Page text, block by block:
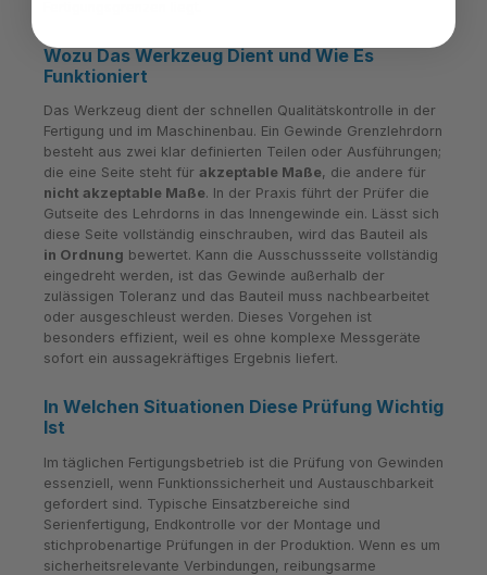
Wozu Das Werkzeug Dient und Wie Es
Funktioniert
Das Werkzeug dient der schnellen Qualitätskontrolle in der
Fertigung und im Maschinenbau. Ein Gewinde Grenzlehrdorn
besteht aus zwei klar definierten Teilen oder Ausführungen;
die eine Seite steht für akzeptable Maße, die andere für
nicht akzeptable Maße. In der Praxis führt der Prüfer die
Gutseite des Lehrdorns in das Innengewinde ein. Lässt sich
diese Seite vollständig einschrauben, wird das Bauteil als
in Ordnung bewertet. Kann die Ausschussseite vollständig
eingedreht werden, ist das Gewinde außerhalb der
zulässigen Toleranz und das Bauteil muss nachbearbeitet
oder ausgeschleust werden. Dieses Vorgehen ist
besonders effizient, weil es ohne komplexe Messgeräte
sofort ein aussagekräftiges Ergebnis liefert.
In Welchen Situationen Diese Prüfung Wichtig
Ist
Im täglichen Fertigungsbetrieb ist die Prüfung von Gewinden
essenziell, wenn Funktionssicherheit und Austauschbarkeit
gefordert sind. Typische Einsatzbereiche sind
Serienfertigung, Endkontrolle vor der Montage und
stichprobenartige Prüfungen in der Produktion. Wenn es um
sicherheitsrelevante Verbindungen, reibungsarme